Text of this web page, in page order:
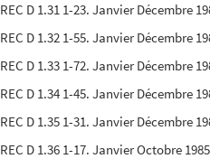
REC D 1.31 1-23. Janvier Décembre
REC D 1.32 1-55. Janvier Décembre
REC D 1.33 1-72. Janvier Décembre
REC D 1.34 1-45. Janvier Décembre
REC D 1.35 1-31. Janvier Décembre
REC D 1.36 1-17. Janvier Octobre 1985